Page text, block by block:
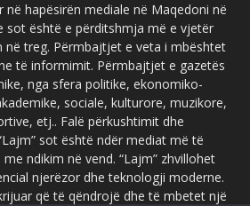
në hapësirën mediale në Maqedoni në
sot është e përditshmja më e vjetër
në treg. Përmbajtjet e veta i mbështet
të informimit. Përmbajtjet e gazetës
nga sfera politike, ekonomiko-
sociale, kulturore, muzikore,
etj.. Falë përkushtimit dhe
sot është ndër mediat më të
ndikim në vend. “Lajm” zhvillohet
njerëzor dhe teknologji moderne.
që të qëndrojë dhe të mbetet një